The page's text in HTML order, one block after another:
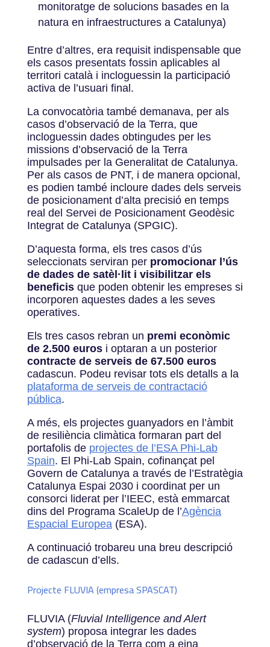
monitoratge de solucions basades en la
natura en infraestructures a Catalunya)
Entre d’altres, era requisit indispensable que
els casos presentats fossin aplicables al
territori català i incloguessin la participació
activa de l’usuari final.
La convocatòria també demanava, per als
casos d’observació de la Terra, que
incloguessin dades obtingudes per les
missions d’observació de la Terra
impulsades per la Generalitat de Catalunya.
Per als casos de PNT, i de manera opcional,
es podien també incloure dades dels serveis
de posicionament d’alta precisió en temps
real del Servei de Posicionament Geodèsic
Integrat de Catalunya (SPGIC).
D’aquesta forma, els tres casos d’ús
seleccionats serviran per promocionar l’ús
de dades de satèl·lit i visibilitzar els
beneficisque poden obtenir les empreses si
incorporen aquestes dades a les seves
operatives.
Els tres casos rebran un premi econòmic
de 2.500 eurosi optaran a un posterior
contracte de serveis de 67.500 euros
cadascun. Podeu revisar tots els detalls a la
plataforma de serveis de contractació
pública.
A més, els projectes guanyadors en l’àmbit
de resiliència climàtica formaran part del
portafolis de projectes de l’ESA Phi-Lab
Spain. El Phi-Lab Spain, cofinançat pel
Govern de Catalunya a través de l’Estratègia
Catalunya Espai 2030 i coordinat per un
consorci liderat per l’IEEC, està emmarcat
dins del Programa ScaleUp de l’Agència
Espacial Europea(ESA).
A continuació trobareu una breu descripció
de cadascun d’ells.
Projecte FLUVIA (empresa SPASCAT)
FLUVIA (Fluvial Intelligence and Alert
system) proposa integrar les dades
d’observació de la Terra com a eina